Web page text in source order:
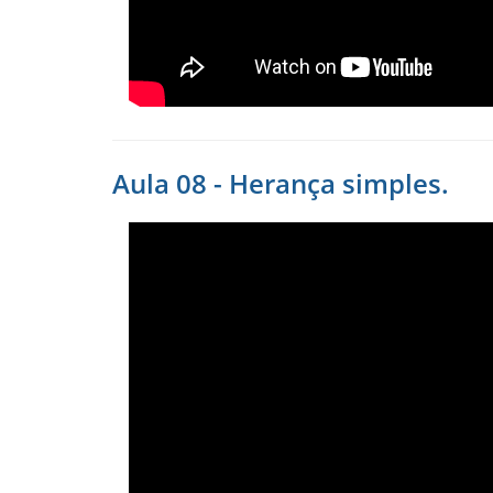
Aula 08 - Herança simples.